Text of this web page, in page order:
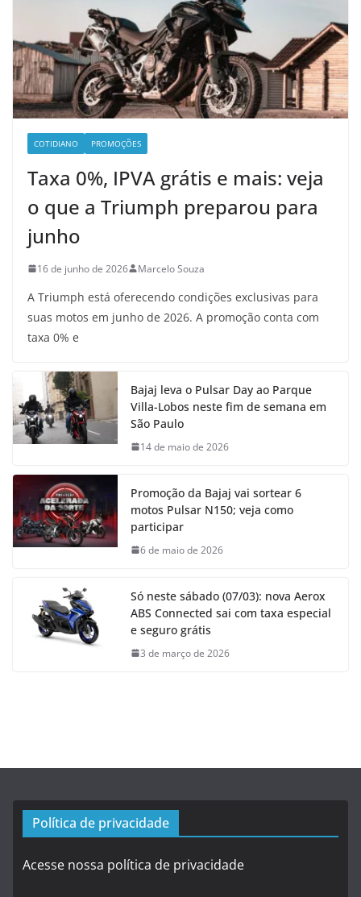
COTIDIANO PROMOÇÕES
Taxa 0%, IPVA grátis e mais: veja
o que a Triumph preparou para
junho
16 de junho de 2026 Marcelo Souza
A Triumph está oferecendo condições exclusivas para
suas motos em junho de 2026. A promoção conta com
taxa 0% e
Bajaj leva o Pulsar Day ao Parque
Villa-Lobos neste fim de semana em
São Paulo
14 de maio de 2026
Promoção da Bajaj vai sortear 6
motos Pulsar N150; veja como
participar
6 de maio de 2026
Só neste sábado (07/03): nova Aerox
ABS Connected sai com taxa especial
e seguro grátis
3 de março de 2026
Política de privacidade
Acesse nossa política de privacidade